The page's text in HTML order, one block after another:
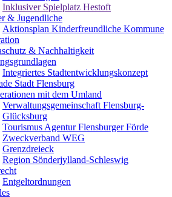
Inklusiver Spielplatz Hestoft
& Jugendliche
Aktionsplan Kinderfreundliche Kommune
& Nachhaltigkeit
Integriertes Stadtentwicklungskonzept
Stadt Flensburg
mit dem Umland
Verwaltungsgemeinschaft Flensburg-
Glücksburg
Tourismus Agentur Flensburger Förde
Zweckverband WEG
Grenzdreieck
Region Sönderjylland-Schleswig
Entgeltordnungen